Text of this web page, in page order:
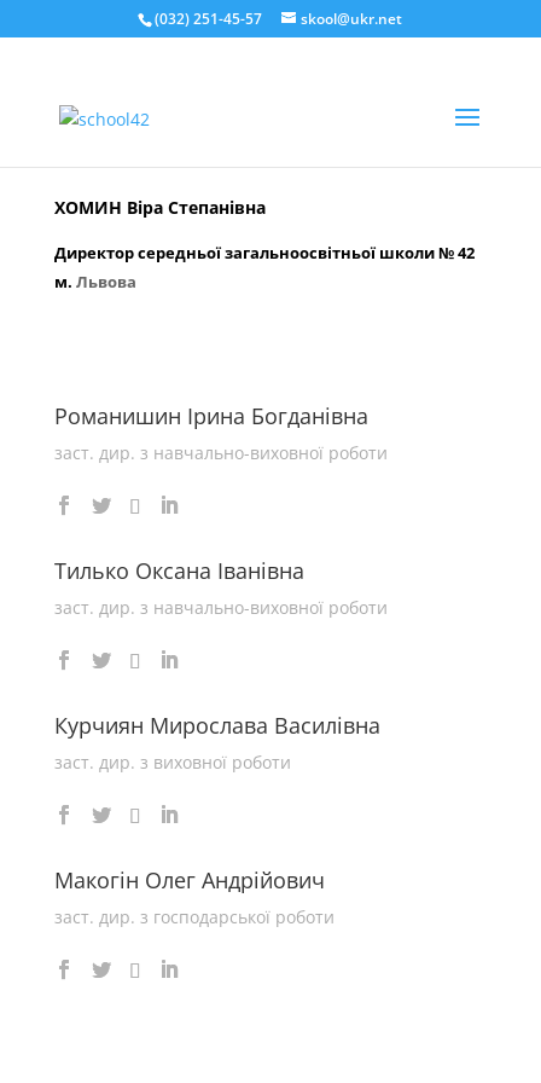
(032) 251-45-57 skool@ukr.net
ХОМИН Віра Степанівна
Директор середньої загальноосвітньої школи № 42
м. Львова
Романишин Ірина Богданівна
заст. дир. з навчально-виховної роботи
Тилько Оксана Іванівна
заст. дир. з навчально-виховної роботи
Курчиян Мирослава Василівна
заст. дир. з виховної роботи
Макогін Олег Андрійович
заст. дир. з господарської роботи